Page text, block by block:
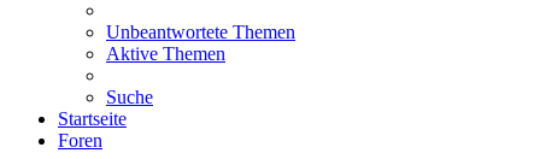
Unbeantwortete Themen
Aktive Themen
Suche
Startseite
Foren